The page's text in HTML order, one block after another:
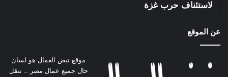
لاستئناف حرب غزة
عن الموقع
موقع نبض العمال هو لسان
حال جميع عمال مصر .. ننقل